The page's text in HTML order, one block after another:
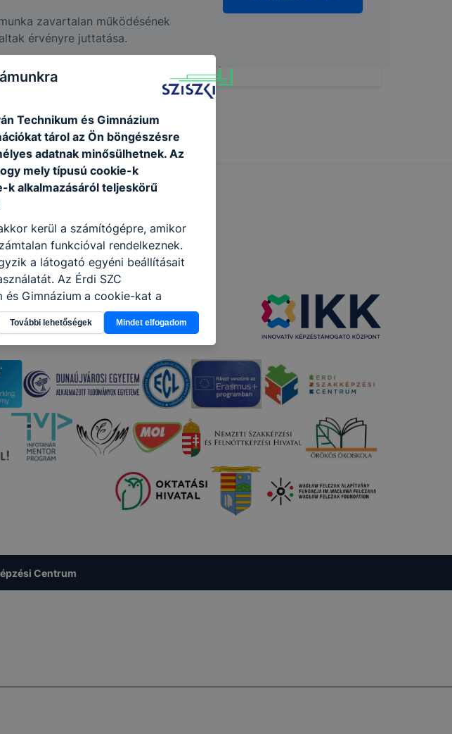
zavartalan működésének
érvényre juttatása.
Centrum
Technikum és Gimnázium
tárol az Ön böngészésre
adatnak minősülhetnek. Az
mely típusú cookie-k
k alkalmazásáról teljeskörű
kerül a számítógépre, amikor
funkcióval rendelkeznek.
a látogató egyéni beállításait
Az Érdi SZC
és Gimnázium a cookie-kat a
azzal kapcsolatban, hogyan
hogy a honlap melyik részeit
hogyan biztosítsunk Önnek
oldalunkat, honlap
kikapcsolni a cookie-kat?
k beállításának a változtatását. A
elfogadja a cookie-kat, de
hogy mivel a cookie-k
megkönnyítése vagy
vagy törlése által
képesek honlapunk funkcióinak
eltérően fog működni
További lehetőségek Mindet elfogadom